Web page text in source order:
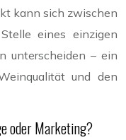
kann sich zwischen
eines einzigen
unterscheiden – ein
und den
oder Marketing?